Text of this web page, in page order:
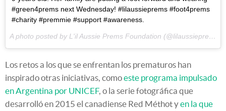
#green4prems next Wednesday! #lilaussieprems #foot4prems
#charity #premmie #support #awareness.
A photo posted by L'il Aussie Prems Foundation (@lilaussiepremsfoundation) on
Los retos a los que se enfrentan los prematuros han
inspirado otras iniciativas, comoeste programa impulsado
en Argentina por UNICEF, o la serie fotográfica que
desarrolló en 2015 el canadiense Red Méthot yen la que